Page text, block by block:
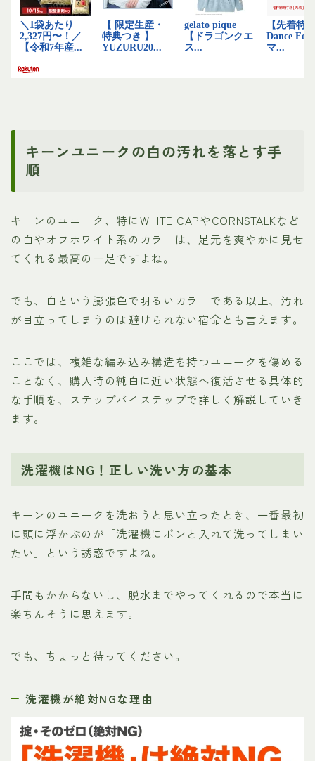
キーンユニークの白の汚れを落とす手
順
キーンのユニーク、特にWHITE CAPやCORNSTALKなど
の白やオフホワイト系のカラーは、足元を爽やかに見せ
てくれる最高の一足ですよね。
でも、白という膨張色で明るいカラーである以上、汚れ
が目立ってしまうのは避けられない宿命とも言えます。
ここでは、複雑な編み込み構造を持つユニークを傷める
ことなく、購入時の純白に近い状態へ復活させる具体的
な手順を、ステップバイステップで詳しく解説していき
ます。
洗濯機はNG！正しい洗い方の基本
キーンのユニークを洗おうと思い立ったとき、一番最初
に頭に浮かぶのが「洗濯機にポンと入れて洗ってしまい
たい」という誘惑ですよね。
手間もかからないし、脱水までやってくれるので本当に
楽ちんそうに思えます。
でも、ちょっと待ってください。
洗濯機が絶対NGな理由